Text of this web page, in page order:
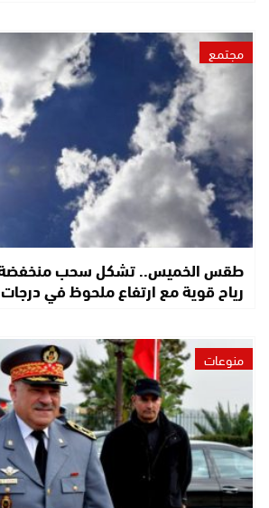
مجتمع
طقس الخميس.. تشكل سحب منخفضة
رياح قوية مع ارتفاع ملحوظ في درجات
منوعات